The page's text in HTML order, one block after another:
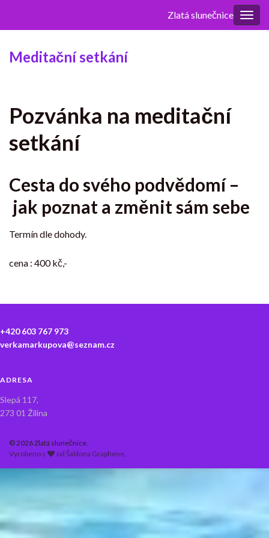
Zlatá slunečnice
Meditační setkání
Pozvánka na meditační
setkání
Cesta do svého podvědomí –
jak poznat a změnit sám sebe
Termín dle dohody.
cena : 400 kč,-
+420 603 767 973
verkamarkupova@seznam.cz
ADRESA
Slepá 117,
273 01 Žilina
© 2026 Zlatá slunečnice.
Vyrobeno s
odŠablona Graphene.